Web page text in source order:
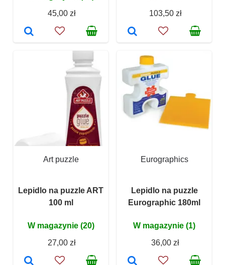
45,00 zł
103,50 zł
Art puzzle
Lepidlo na puzzle ART
100 ml
W magazynie (20)
27,00 zł
Eurographics
Lepidlo na puzzle
Eurographic 180ml
W magazynie (1)
36,00 zł